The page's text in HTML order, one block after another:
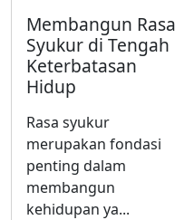
Membangun Rasa
Syukur di Tengah
Keterbatasan
Hidup
Rasa syukur
merupakan fondasi
penting dalam
membangun
kehidupan ya...